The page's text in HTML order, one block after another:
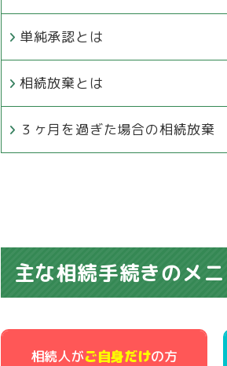
単純承認とは
相続放棄とは
３ヶ月を過ぎた場合の相続放棄
主な相続手続きのメ
相続人がご自身だけの方